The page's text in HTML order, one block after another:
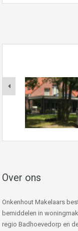
Over ons
Onkenhout Makelaars
bemiddelen in
regio Badhoevedorp en